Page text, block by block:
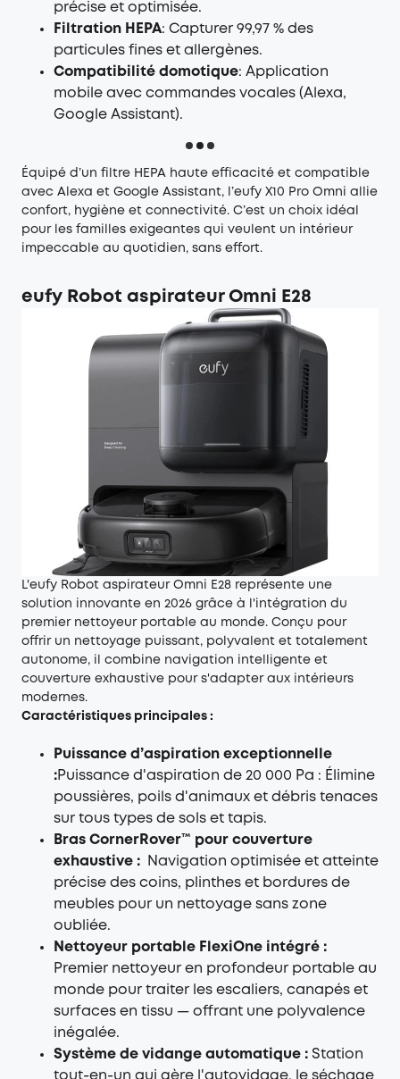
précise et optimisée.
Filtration HEPA: Capturer 99,97 % des
particules fines et allergènes.
Compatibilité domotique: Application
mobile avec commandes vocales (Alexa,
Google Assistant).
Équipé d’un filtre HEPA haute efficacité et compatible
avec Alexa et Google Assistant, l’eufy X10 Pro Omni allie
confort, hygiène et connectivité. C’est un choix idéal
pour les familles exigeantes qui veulent un intérieur
impeccable au quotidien, sans effort.
eufy Robot aspirateur Omni E28
L'eufy Robot aspirateur Omni E28 représente une
solution innovante en 2026 grâce à l'intégration du
premier nettoyeur portable au monde. Conçu pour
offrir un nettoyage puissant, polyvalent et totalement
autonome, il combine navigation intelligente et
couverture exhaustive pour s'adapter aux intérieurs
modernes.
Caractéristiques principales :
Puissance d’aspiration exceptionnelle
: Puissance d'aspiration de 20 000 Pa : Élimine
poussières, poils d'animaux et débris tenaces
sur tous types de sols et tapis.
Bras CornerRover™ pour couverture
exhaustive : Navigation optimisée et atteinte
précise des coins, plinthes et bordures de
meubles pour un nettoyage sans zone
oubliée.
Nettoyeur portable FlexiOne intégré :
Premier nettoyeur en profondeur portable au
monde pour traiter les escaliers, canapés et
surfaces en tissu — offrant une polyvalence
inégalée.
Système de vidange automatique : Station
tout-en-un qui gère l'autovidage, le séchage